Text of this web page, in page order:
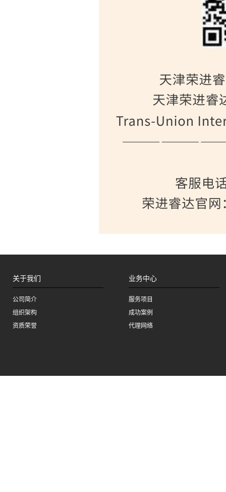
关于我们
公司简介
组织架构
资质荣誉
业务中心
服务项目
成功案例
代理网络